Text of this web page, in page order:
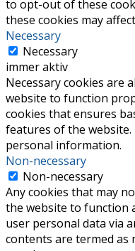
to opt-out of these
these cookies may
Necessary
Necessary
immer aktiv
Necessary cookies are
website to function
cookies that ensures
features of the
personal information.
Non-necessary
Non-necessary
Any cookies that may
the website to function
user personal data via
contents are termed as